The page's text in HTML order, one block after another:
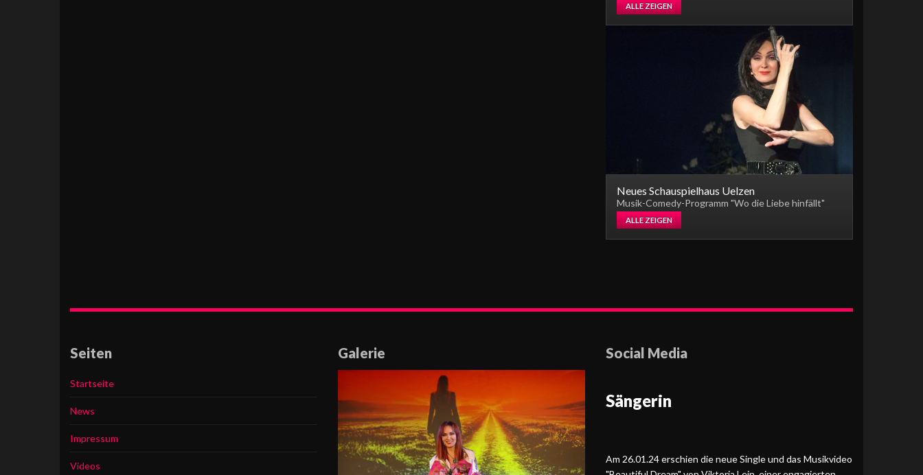
ALLE ZEIGEN
Neues Schauspielhaus Uelzen
Musik-Comedy-Programm "Wo die Liebe hinfällt"
ALLE ZEIGEN
Seiten
Startseite
News
Impressum
Videos
Galerie Social Media
Sängerin
Am 26.01.24 erschien die neue Single und das Musikvideo